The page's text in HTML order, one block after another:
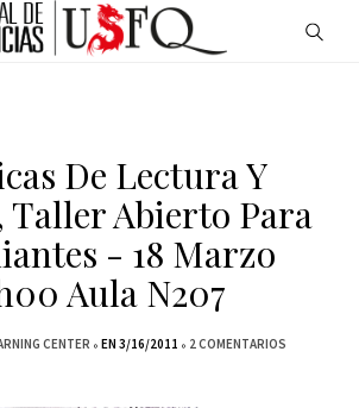
De Lectura Y
Taller Abierto Para
- 18 Marzo
Aula N207
CENTER EN 3/16/2011 2 COMENTARIOS